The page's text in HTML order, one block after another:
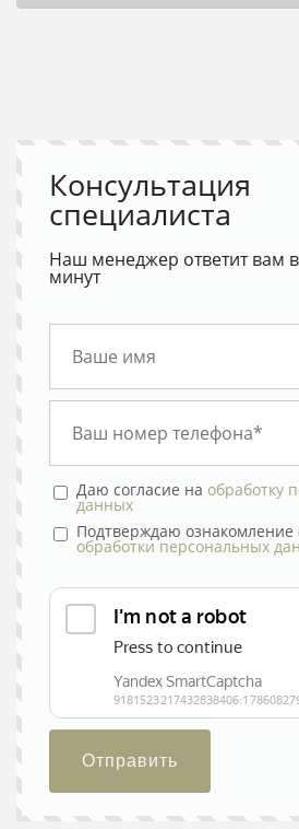
Консультация
специалиста
Наш менеджер ответит вам
минут
Даю согласие на обработку
данных
Подтверждаю ознакомление
обработки персональных
Отправить